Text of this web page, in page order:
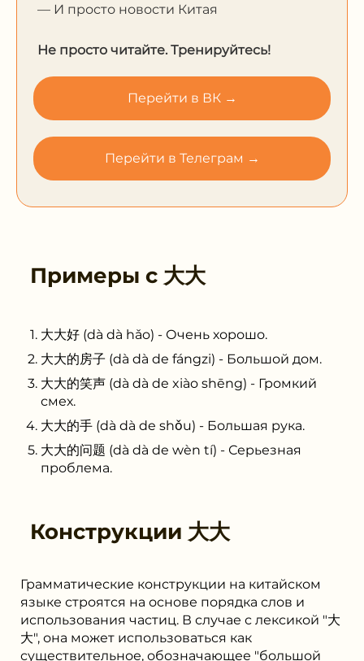
— И просто новости Китая
Не просто читайте. Тренируйтесь!
Перейти в ВК →
Перейти в Телеграм →
Примеры с 大大
大大好 (dà dà hǎo) - Очень хорошо.
大大的房子 (dà dà de fángzi) - Большой дом.
大大的笑声 (dà dà de xiào shēng) - Громкий
смех.
大大的手 (dà dà de shǒu) - Большая рука.
大大的问题 (dà dà de wèn tí) - Серьезная
проблема.
Конструкции 大大
Грамматические конструкции на китайском
языке строятся на основе порядка слов и
использования частиц. В случае с лексикой "大
大", она может использоваться как
существительное, обозначающее "большой